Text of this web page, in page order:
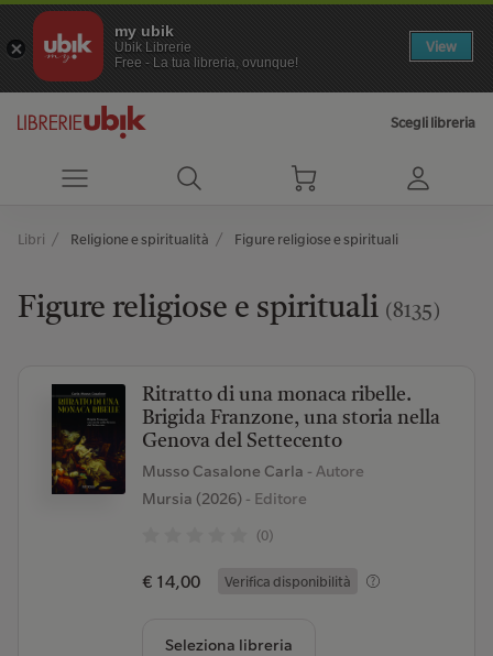
my ubik
Ubik Librerie
Free - La tua libreria, ovunque!
View
Scegli libreria
Libri Religione e spiritualità Figure religiose e spirituali
Figure religiose e spirituali (8135)
Ritratto di una monaca ribelle.
Brigida Franzone, una storia nella
Genova del Settecento
Musso Casalone Carla - Autore
Mursia (2026)- Editore
(0)
€ 14,00 Verifica disponibilità
Seleziona libreria